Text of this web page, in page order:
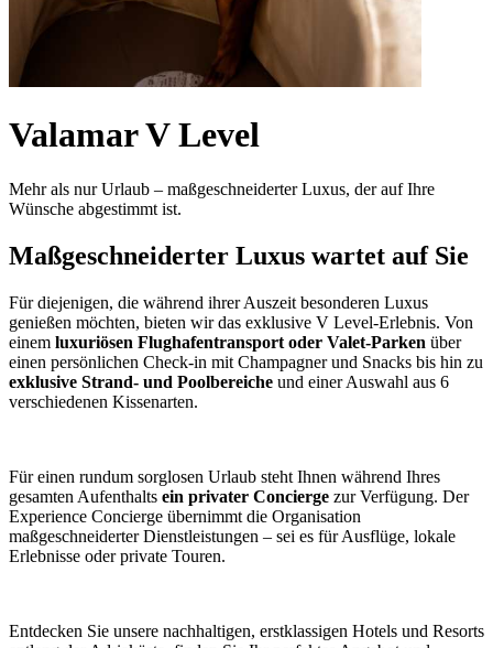
Valamar V Level
Mehr als nur Urlaub – maßgeschneiderter Luxus, der auf Ihre
Wünsche abgestimmt ist.
Maßgeschneiderter Luxus wartet auf Sie
Für diejenigen, die während ihrer Auszeit besonderen Luxus
genießen möchten, bieten wir das exklusive V Level-Erlebnis. Von
einem luxuriösen Flughafentransport oder Valet-Parken über
einen persönlichen Check-in mit Champagner und Snacks bis hin zu
exklusive Strand- und Poolbereiche und einer Auswahl aus 6
verschiedenen Kissenarten.
Für einen rundum sorglosen Urlaub steht Ihnen während Ihres
gesamten Aufenthalts ein privater Concierge zur Verfügung. Der
Experience Concierge übernimmt die Organisation
maßgeschneiderter Dienstleistungen – sei es für Ausflüge, lokale
Erlebnisse oder private Touren.
Entdecken Sie unsere nachhaltigen, erstklassigen Hotels und Resorts